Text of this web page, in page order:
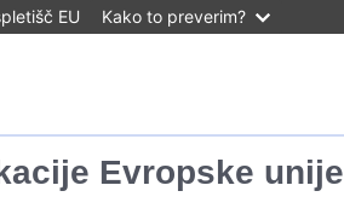
EU Kako to preverim?
Evropske unije